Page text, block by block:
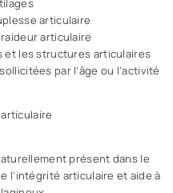
articulaire
articulaire
les structures articulaires
par l’âge ou l’activité
présent dans le
l’intégrité articulaire et aide à